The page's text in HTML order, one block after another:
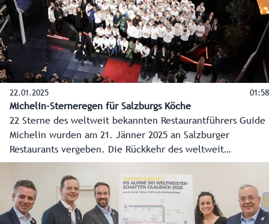
Salzburger schärfen, denn eines sage ich ganz deutlich: Für
extreme Raser habe ich überhaupt kein Verständnis“,
betont Verkehrslandesrat Stefan Schnöll.
22.01.2025 01:58
Michelin-Sterneregen für Salzburgs Köche
22 Sterne des weltweit bekannten Restaurantführers Guide
Michelin wurden am 21. Jänner 2025 an Salzburger
Restaurants vergeben. Die Rückkehr des weltweit
führenden Restaurantführers nach jahrelanger Pause wurde
am 21. Jänner 2025 im Hangar 7 zelebriert und ermöglicht
nun wieder internationale Aufmerksamkeit für die
kulinarischen Höchstleistungen im Bundesland.